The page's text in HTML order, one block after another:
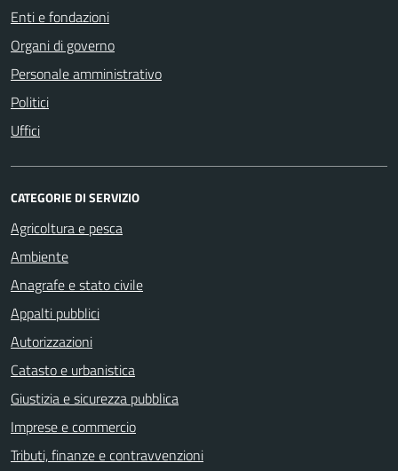
Enti e fondazioni
Organi di governo
Personale amministrativo
Politici
Uffici
CATEGORIE DI SERVIZIO
Agricoltura e pesca
Ambiente
Anagrafe e stato civile
Appalti pubblici
Autorizzazioni
Catasto e urbanistica
Giustizia e sicurezza pubblica
Imprese e commercio
Tributi, finanze e contravvenzioni